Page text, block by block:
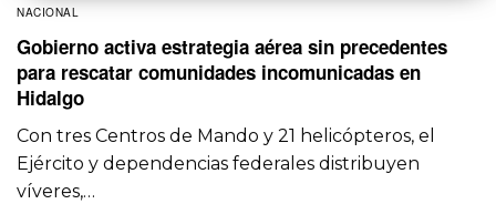
NACIONAL
Gobierno activa estrategia aérea sin precedentes
para rescatar comunidades incomunicadas en
Hidalgo
Con tres Centros de Mando y 21 helicópteros, el
Ejército y dependencias federales distribuyen
víveres,…